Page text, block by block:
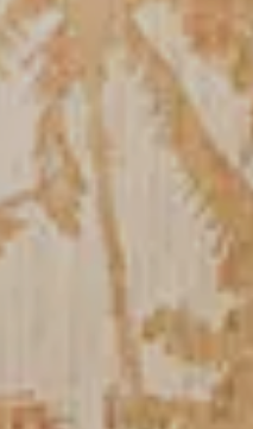
2
Cadre
The
Où
Virtual